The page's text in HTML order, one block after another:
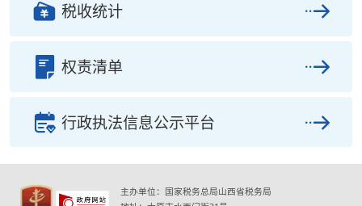
税收统计
权责清单
行政执法信息公示平台
主办单位：国家税务总局山西省税务局